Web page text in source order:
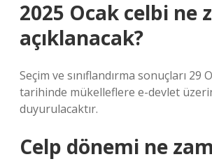
2025 Ocak celbi ne
açıklanacak?
Seçim ve sınıflandırma sonuçları 29
tarihinde mükelleflere e-devlet
duyurulacaktır.
Celp dönemi ne